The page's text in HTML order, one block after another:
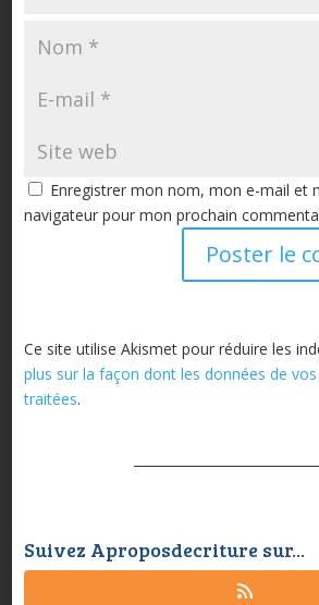
Enregistrer mon nom, mon e-mail et
navigateur pour mon prochain
Ce site utilise Akismet pour réduire les
plus sur la façon dont les données de
traitées.
Suivez Aproposdecriture sur...